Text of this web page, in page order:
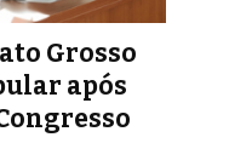
Grosso
após